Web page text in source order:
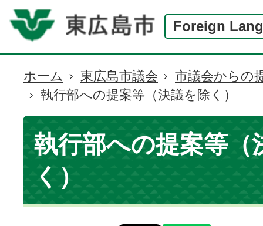
Foreign
現
在
の
位
置
ホーム 東広島市議会
市議会からの
執行部への提案等（決議を除く）
執行部への提案等（
く）